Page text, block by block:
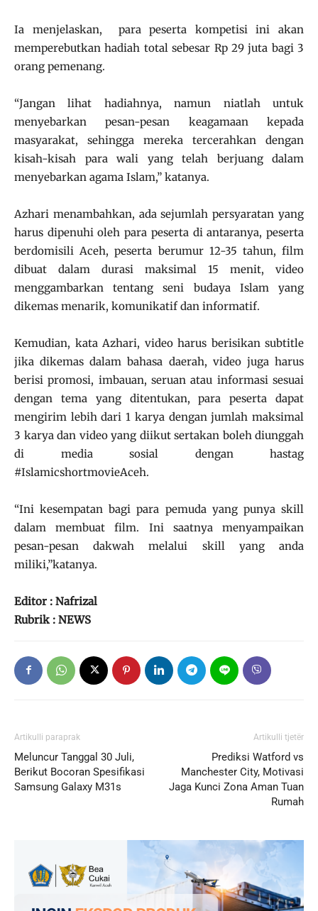
Ia menjelaskan, para peserta kompetisi ini akan
memperebutkan hadiah total sebesar Rp 29 juta bagi 3
orang pemenang.
“Jangan lihat hadiahnya, namun niatlah untuk
menyebarkan pesan-pesan keagamaan kepada
masyarakat, sehingga mereka tercerahkan dengan
kisah-kisah para wali yang telah berjuang dalam
menyebarkan agama Islam,” katanya.
Azhari menambahkan, ada sejumlah persyaratan yang
harus dipenuhi oleh para peserta di antaranya, peserta
berdomisili Aceh, peserta berumur 12-35 tahun, film
dibuat dalam durasi maksimal 15 menit, video
menggambarkan tentang seni budaya Islam yang
dikemas menarik, komunikatif dan informatif.
Kemudian, kata Azhari, video harus berisikan subtitle
jika dikemas dalam bahasa daerah, video juga harus
berisi promosi, imbauan, seruan atau informasi sesuai
dengan tema yang ditentukan, para peserta dapat
mengirim lebih dari 1 karya dengan jumlah maksimal
3 karya dan video yang diikut sertakan boleh diunggah
di media sosial dengan hastag
#IslamicshortmovieAceh.
“Ini kesempatan bagi para pemuda yang punya skill
dalam membuat film. Ini saatnya menyampaikan
pesan-pesan dakwah melalui skill yang anda
miliki,”katanya.
Editor : Nafrizal
Rubrik : NEWS
Artikulli paraprak
Meluncur Tanggal 30 Juli,
Berikut Bocoran Spesifikasi
Samsung Galaxy M31s
Artikulli tjetër
Prediksi Watford vs
Manchester City, Motivasi
Jaga Kunci Zona Aman Tuan
Rumah